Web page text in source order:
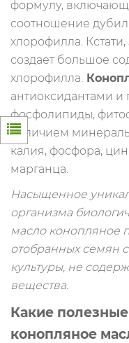
формулу,
соотношение
хлорофилла.
создает большое
хлорофилла.
антиоксидантами и
фосфолипиды,
наличием
калия, фосфора,
марганца.
Насыщенное
организма
масло конопляное
отобранных семян
культуры, не
вещества.
Какие
конопляное